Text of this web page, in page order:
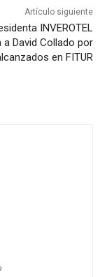
Artículo siguiente
INVEROTEL
a David Collado por
en FITUR